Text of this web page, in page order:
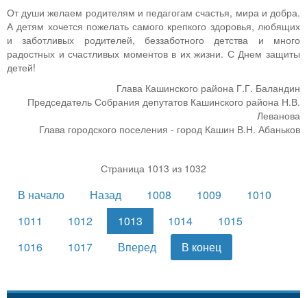
От души желаем родителям и педагогам счастья, мира и добра.
А детям хочется пожелать самого крепкого здоровья, любящих
и заботливых родителей, беззаботного детства и много
радостных и счастливых моментов в их жизни. С Днем защиты
детей!
Глава Кашинского района Г.Г. Баландин
Председатель Собрания депутатов Кашинского района Н.В.
Леванова
Глава городского поселения - город Кашин В.Н. Абаньков
Страница 1013 из 1032
В начало Назад 1008 1009
1010
1011
1012 1013 1014
1015
1016
1017 Вперед В конец